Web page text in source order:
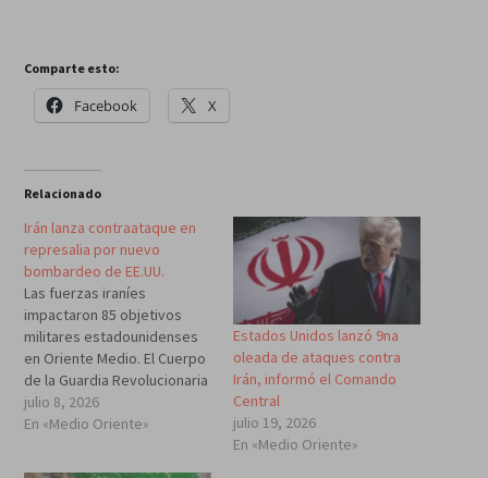
Comparte esto:
Facebook X
Relacionado
Irán lanza contraataque en
represalia por nuevo
bombardeo de EE.UU.
Las fuerzas iraníes
impactaron 85 objetivos
militares estadounidenses
en Oriente Medio. El Cuerpo
de la Guardia Revolucionaria
Islámica (CGRI) confirmó
este miércoles que las
julio 8, 2026
En «Medio Oriente»
Estados Unidos lanzó 9na
oleada de ataques contra
Irán, informó el Comando
Central
julio 19, 2026
En «Medio Oriente»